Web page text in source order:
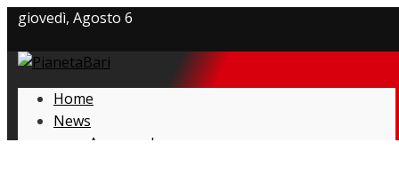
giovedì, Agosto 6
Privacy policy
Cookie Policy
Home
News
Amarcord